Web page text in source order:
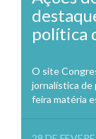
política
O site
jornalística de
feira matéria